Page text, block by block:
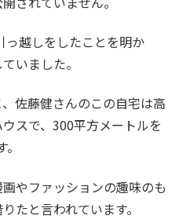
っ越しをしたことを明か
いました。
佐藤健さんのこの自宅は高
スで、300平方メートルを
やファッションの趣味のも
たと言われています。